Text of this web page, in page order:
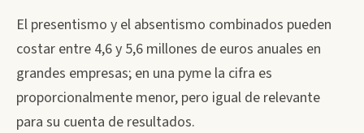
El presentismo y el absentismo combinados pueden
costar entre 4,6 y 5,6 millones de euros anuales en
grandes empresas; en una pyme la cifra es
proporcionalmente menor, pero igual de relevante
para su cuenta de resultados.